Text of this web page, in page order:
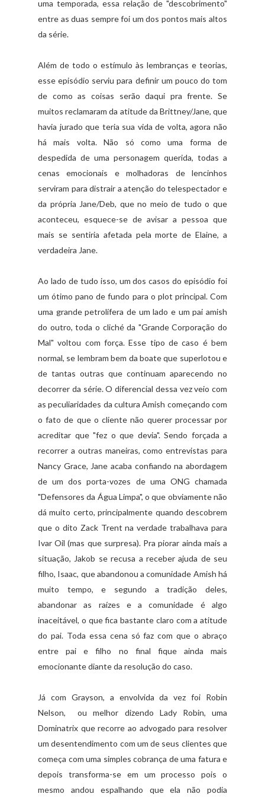
uma temporada, essa relação de "descobrimento"
entre as duas sempre foi um dos pontos mais altos
da série.
Além de todo o estímulo às lembranças e teorias,
esse episódio serviu para definir um pouco do tom
de como as coisas serão daqui pra frente. Se
muitos reclamaram da atitude da Brittney/Jane, que
havia jurado que teria sua vida de volta, agora não
há mais volta. Não só como uma forma de
despedida de uma personagem querida, todas a
cenas emocionais e molhadoras de lencinhos
serviram para distrair a atenção do telespectador e
da própria Jane/Deb, que no meio de tudo o que
aconteceu, esquece-se de avisar a pessoa que
mais se sentiria afetada pela morte de Elaine, a
verdadeira Jane.
Ao lado de tudo isso, um dos casos do episódio foi
um ótimo pano de fundo para o plot principal. Com
uma grande petrolífera de um lado e um pai amish
do outro, toda o cliché da "Grande Corporação do
Mal" voltou com força. Esse tipo de caso é bem
normal, se lembram bem da boate que superlotou e
de tantas outras que continuam aparecendo no
decorrer da série. O diferencial dessa vez veio com
as peculiaridades da cultura Amish começando com
o fato de que o cliente não querer processar por
acreditar que "fez o que devia". Sendo forçada a
recorrer a outras maneiras, como entrevistas para
Nancy Grace, Jane acaba confiando na abordagem
de um dos porta-vozes de uma ONG chamada
"Defensores da Água Limpa", o que obviamente não
dá muito certo, principalmente quando descobrem
que o dito Zack Trent na verdade trabalhava para
Ivar Oil (mas que surpresa). Pra piorar ainda mais a
situação, Jakob se recusa a receber ajuda de seu
filho, Isaac, que abandonou a comunidade Amish há
muito tempo, e segundo a tradição deles,
abandonar as raízes e a comunidade é algo
inaceitável, o que fica bastante claro com a atitude
do pai. Toda essa cena só faz com que o abraço
entre pai e filho no final fique ainda mais
emocionante diante da resolução do caso.
Já com Grayson, a envolvida da vez foi Robin
Nelson, ou melhor dizendo Lady Robin, uma
Dominatrix que recorre ao advogado para resolver
um desentendimento com um de seus clientes que
começa com uma simples cobrança de uma fatura e
depois transforma-se em um processo pois o
mesmo andou espalhando que ela não podia